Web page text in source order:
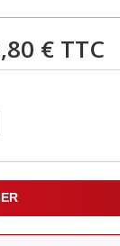
€ TTC